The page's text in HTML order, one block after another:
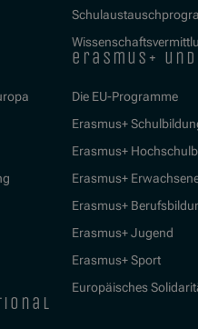
erasmus+
Die EU-Programme
Erasmus+
Erasmus+
Erasmus+
Erasmus+
Erasmus+ Jugend
Erasmus+ Sport
Europäisches